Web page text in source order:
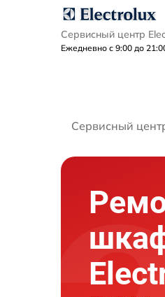
Сервисный центр
Ежедневно с 9:00 до
Сервисный